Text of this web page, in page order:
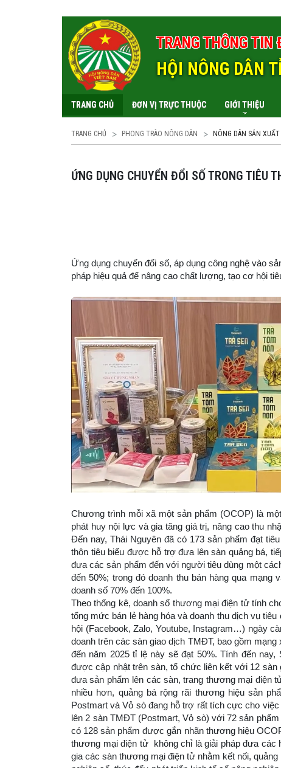
TRANG THÔNG TIN
HỘI NÔNG DÂN
TRANG CHỦ ĐƠN VỊ TRỰC THUỘC GIỚI THIỆU
TRANG CHỦ PHONG TRÀO NÔNG DÂN NÔNG DÂN SẢN
ỨNG DỤNG CHUYỂN ĐỔI SỐ TRONG TIÊU
Ứng dụng chuyển đổi số, áp dụng công nghệ vào
pháp hiệu quả để nâng cao chất lượng, tạo cơ hội
Chương trình mỗi xã một sản phẩm (OCOP) là
phát huy nội lực và gia tăng giá trị, nâng cao thu
Đến nay, Thái Nguyên đã có 173 sản phẩm đạt
thôn tiêu biểu được hỗ trợ đưa lên sàn quảng bá,
đưa các sản phẩm đến với người tiêu dùng một
đến 50%; trong đó doanh thu bán hàng qua
doanh số 70% đến 100%.
Theo thống kê, doanh số thương mại điện tử tính
tổng mức bán lẻ hàng hóa và doanh thu dịch vụ
hội (Facebook, Zalo, Youtube, Instagram…) ngày
doanh trên các sàn giao dịch TMĐT, bao gồm
đến năm 2025 tỉ lệ này sẽ đạt 50%. Tính đến
được cập nhật trên sàn, tổ chức liên kết với 12
đưa sản phẩm lên các sàn, trang thương mại điện
nhiều hơn, quảng bá rộng rãi thương hiệu sản
Postmart và Vỏ sò đang hỗ trợ rất tích cực cho
lên 2 sàn TMĐT (Postmart, Vỏ sò) với 72 sản
có 128 sản phẩm được gắn nhãn thương hiệu
thương mại điện tử không chỉ là giải pháp đưa các
gia các sàn thương mại điện tử nhằm kết nối,